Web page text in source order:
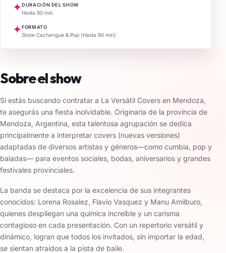
✦DURACIÓN DEL SHOW
Hasta 90 min
✦FORMATO
Show Cachengue & Pop (Hasta 90 min)
Sobre el show
Si estás buscando contratar a La Versátil Covers en Mendoza,
te asegurás una fiesta inolvidable. Originaria de la provincia de
Mendoza, Argentina, esta talentosa agrupación se dedica
principalmente a interpretar covers (nuevas versiones)
adaptadas de diversos artistas y géneros—como cumbia, pop y
baladas— para eventos sociales, bodas, aniversarios y grandes
festivales provinciales.
La banda se destaca por la excelencia de sus integrantes
conocidos: Lorena Rosalez, Flavio Vasquez y Manu Amilburo,
quienes despliegan una química increíble y un carisma
contagioso en cada presentación. Con un repertorio versátil y
dinámico, logran que todos los invitados, sin importar la edad,
se sientan atraídos a la pista de baile.